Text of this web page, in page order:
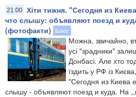
21:00 Хіти тижня. "Сегодня из
что слышу: объявляют поезд и
(фотофакти)
Блог
Можна, звичайно,
усі "зрадники"
Донбасі. Але хто
їздить у РФ із
"Сегодня из Киева
слышу - объявляют поезд и куда. На